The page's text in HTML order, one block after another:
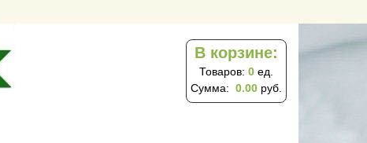
В корзине:
Товаров: 0 ед.
Сумма: 0.00 руб.